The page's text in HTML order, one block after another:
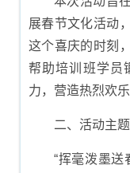
展春节文化活动
这个喜庆的时刻
帮助培训班学员
力，营造热烈欢
二、活动主题
“挥毫泼墨送